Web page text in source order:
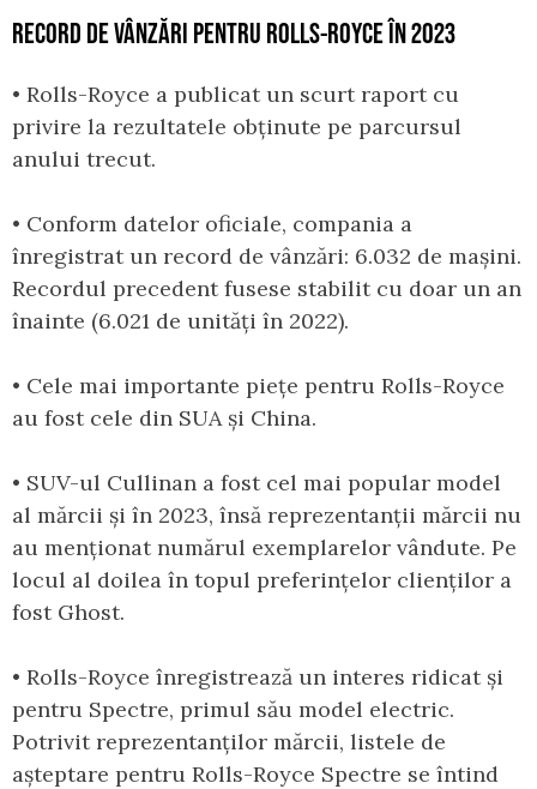
RECORD DE VÂNZĂRI PENTRU ROLLS-ROYCE ÎN 2023
• Rolls-Royce a publicat un scurt raport cu
privire la rezultatele obținute pe parcursul
anului trecut.
• Conform datelor oficiale, compania a
înregistrat un record de vânzări: 6.032 de mașini.
Recordul precedent fusese stabilit cu doar un an
înainte (6.021 de unități în 2022).
• Cele mai importante piețe pentru Rolls-Royce
au fost cele din SUA și China.
• SUV-ul Cullinan a fost cel mai popular model
al mărcii și în 2023, însă reprezentanții mărcii nu
au menționat numărul exemplarelor vândute. Pe
locul al doilea în topul preferințelor clienților a
fost Ghost.
• Rolls-Royce înregistrează un interes ridicat și
pentru Spectre, primul său model electric.
Potrivit reprezentanților mărcii, listele de
așteptare pentru Rolls-Royce Spectre se întind